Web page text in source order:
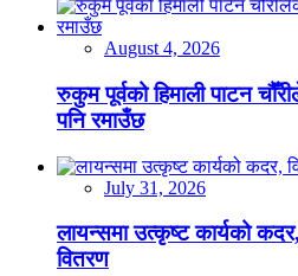
August 4, 2026
रुकुम पूर्वको हिमाली पाटन
पनि रमाउँछ
July 31, 2026
लायन्समा उत्कृष्ट कार्यको कदर,
वितरण